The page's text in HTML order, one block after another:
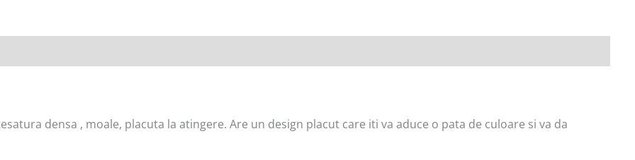
densa , moale, placuta la atingere. Are un design placut care iti va aduce o pata de culoare si va da